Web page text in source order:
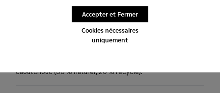
Cookies nécessaires
uniquement
Accepter et Fermer
caoutchouc (30 % naturel, 20 % recyclé).